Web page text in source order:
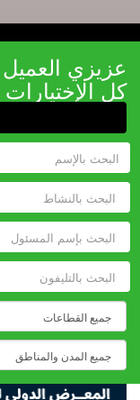
عزيزي
كل الإختيارات